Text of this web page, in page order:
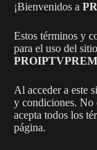
¡Bienvenidos a
Estos términos y
para el uso del
Al acceder a este
y condiciones.
acepta todos los
página.